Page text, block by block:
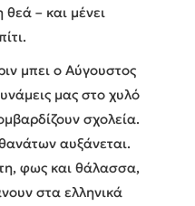
– και μένει
μπει ο Αύγουστος
μας στο χυλό
σχολεία.
αυξάνεται.
φως και θάλασσα,
στα ελληνικά